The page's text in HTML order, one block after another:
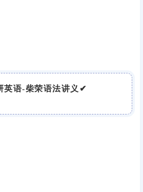
英语-柴荣语法讲义✔